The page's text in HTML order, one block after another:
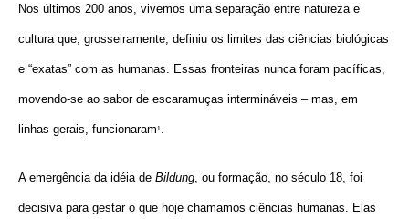
Nos últimos 200 anos, vivemos uma separação entre natureza e
cultura que, grosseiramente, definiu os limites das ciências biológicas
e “exatas” com as humanas. Essas fronteiras nunca foram pacíficas,
movendo-se ao sabor de escaramuças intermináveis – mas, em
linhas gerais, funcionaram¹
A emergência da idéia de Bildung , ou formação, no século 18, foi
decisiva para gestar o que hoje chamamos ciências humanas. Elas